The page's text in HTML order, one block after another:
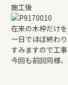
施工後
在来の木枠だけ
一日でほぼ終わ
すみますので工
今回も前回同様